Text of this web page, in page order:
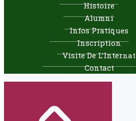
Histoire
Alumni
Infos Pratiques
Inscription
Visite De L’Internat
Contact